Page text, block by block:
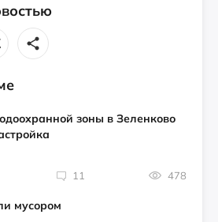
зоны в Зеленково
11 478
мусором